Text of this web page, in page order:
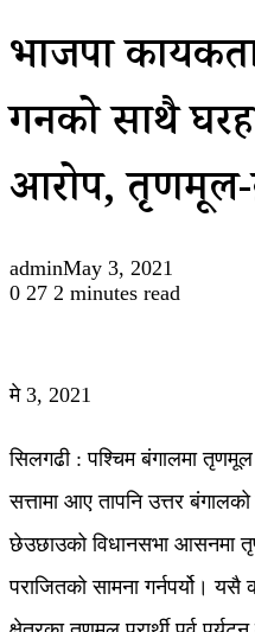
भाजपा
गर्नको साथै
आरोप, तृणमूल-
adminMay 3, 2021
0 27 2 minutes read
मे 3, 2021
सिलगढी : पश्चिम बंगालमा
सत्तामा आए तापनि उत्तर
छेउछाउको विधानसभा आसनमा
पराजितको सामना गर्नपर्यो। यसै